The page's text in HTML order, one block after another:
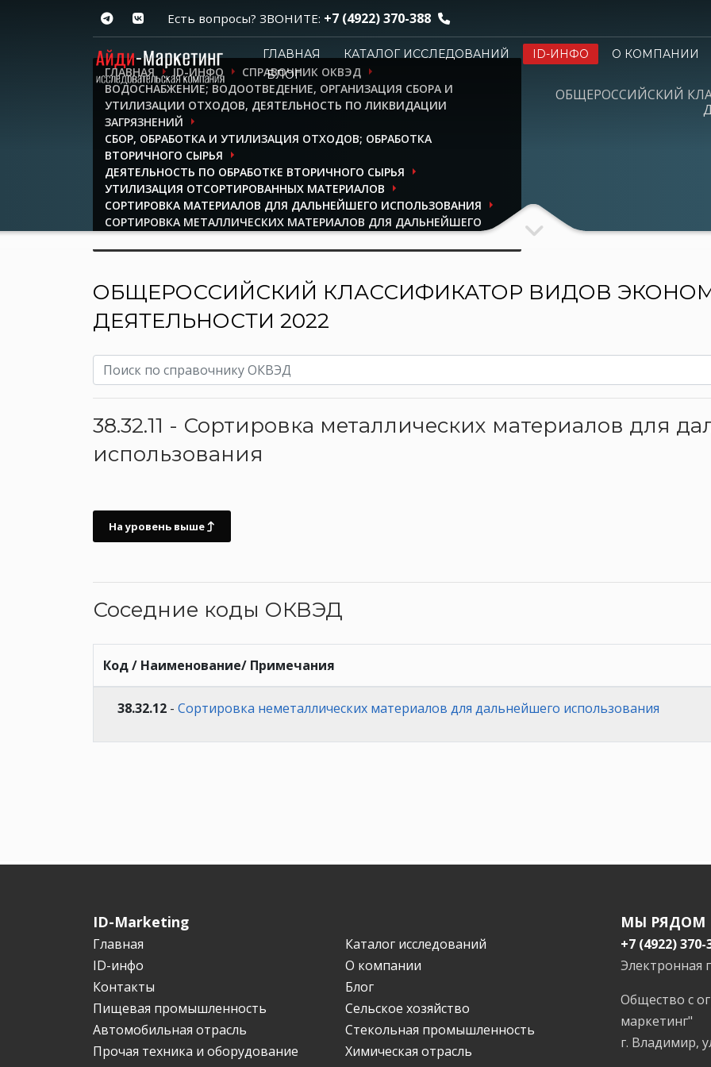
Есть вопросы? ЗВОНИТЕ: +7 (4922) 370-388
ГЛАВНАЯ КАТАЛОГ ИССЛЕДОВАНИЙ ID-ИНФО О КОМПАНИИ
БЛОГ
ГЛАВНАЯ ID-ИНФО
СПРАВОЧНИК ОКВЭД
ВОДОСНАБЖЕНИЕ; ВОДООТВЕДЕНИЕ, ОРГАНИЗАЦИЯ СБОРА И
УТИЛИЗАЦИИ ОТХОДОВ, ДЕЯТЕЛЬНОСТЬ ПО ЛИКВИДАЦИИ
ЗАГРЯЗНЕНИЙ
СБОР, ОБРАБОТКА И УТИЛИЗАЦИЯ ОТХОДОВ; ОБРАБОТКА
ВТОРИЧНОГО СЫРЬЯ
ДЕЯТЕЛЬНОСТЬ ПО ОБРАБОТКЕ ВТОРИЧНОГО СЫРЬЯ
УТИЛИЗАЦИЯ ОТСОРТИРОВАННЫХ МАТЕРИАЛОВ
СОРТИРОВКА МАТЕРИАЛОВ ДЛЯ ДАЛЬНЕЙШЕГО ИСПОЛЬЗОВАНИЯ
СОРТИРОВКА МЕТАЛЛИЧЕСКИХ МАТЕРИАЛОВ ДЛЯ ДАЛЬНЕЙШЕГО
ИСПОЛЬЗОВАНИЯ
ОБЩЕРОССИЙСКИЙ
ОБЩЕРОССИЙСКИЙ КЛАССИФИКАТОР ВИДОВ
ДЕЯТЕЛЬНОСТИ 2022
38.32.11 - Сортировка металлических материалов для
использования
На уровень выше
Соседние коды ОКВЭД
Код / Наименование/ Примечания
38.32.12 - Сортировка неметаллических материалов для дальнейшего использования
ID-Marketing
Главная
Каталог исследований
ID-инфо
О компании
Контакты
Блог
Пищевая промышленность
Сельское хозяйство
Автомобильная отрасль
Стекольная промышленность
Прочая техника и оборудование
Химическая отрасль
МЫ РЯДОМ
+7 (4922) 370-
Электронная
Общество с
маркетинг"
г. Владимир,